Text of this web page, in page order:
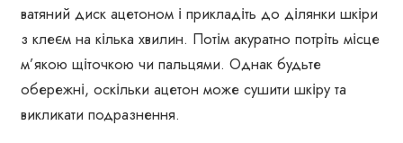
ватяний диск ацетоном і прикладіть до ділянки шкіри
з клеєм на кілька хвилин. Потім акуратно потріть місце
м’якою щіточкою чи пальцями. Однак будьте
обережні, оскільки ацетон може сушити шкіру та
викликати подразнення.